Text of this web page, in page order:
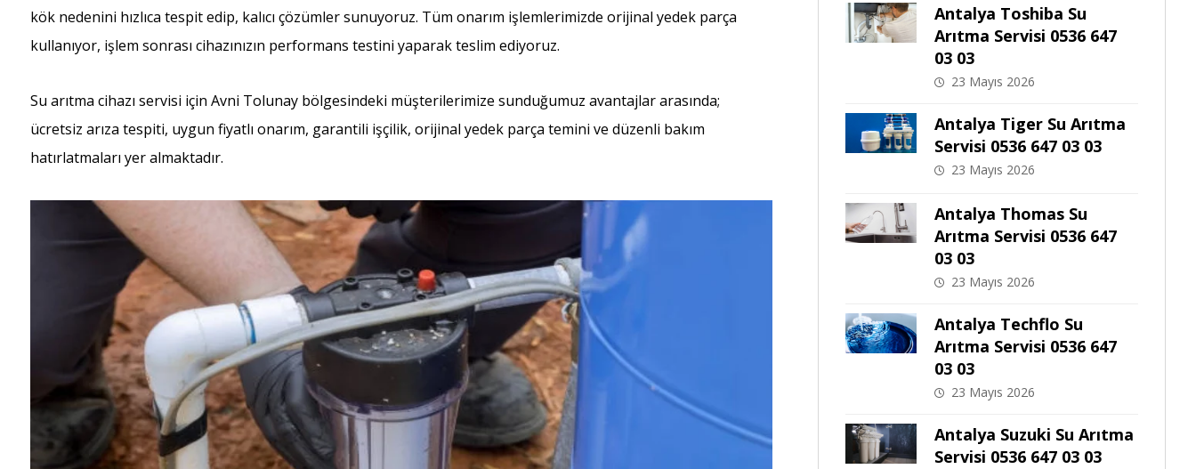
kök nedenini hızlıca tespit edip, kalıcı çözümler sunuyoruz. Tüm onarım işlemlerimizde orijinal yedek parça
kullanıyor, işlem sonrası cihazınızın performans testini yaparak teslim ediyoruz.
Su arıtma cihazı servisi için Avni Tolunay bölgesindeki müşterilerimize sunduğumuz avantajlar arasında;
ücretsiz arıza tespiti, uygun fiyatlı onarım, garantili işçilik, orijinal yedek parça temini ve düzenli bakım
hatırlatmaları yer almaktadır.
Antalya Toshiba Su
Arıtma Servisi 0536 647
03 03
23 Mayıs 2026
Antalya Tiger Su Arıtma
Servisi 0536 647 03 03
23 Mayıs 2026
Antalya Thomas Su
Arıtma Servisi 0536 647
03 03
23 Mayıs 2026
Antalya Techflo Su
Arıtma Servisi 0536 647
03 03
23 Mayıs 2026
Antalya Suzuki Su Arıtma
Servisi 0536 647 03 03